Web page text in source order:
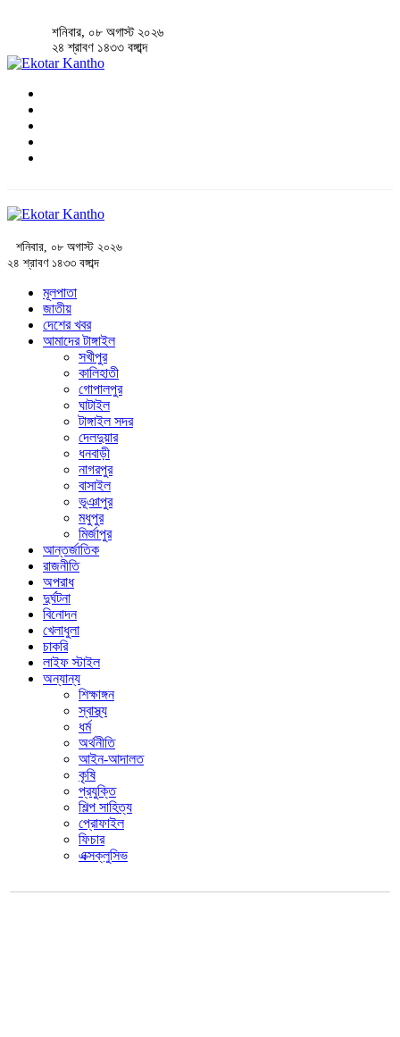
শনিবার, ০৮ অগাস্ট ২০২৬
২৪ শ্রাবণ ১৪৩৩ বঙ্গাব্দ
শনিবার, ০৮ অগাস্ট ২০২৬
২৪ শ্রাবণ ১৪৩৩ বঙ্গাব্দ
মূলপাতা
জাতীয়
দেশের খবর
আমাদের টাঙ্গাইল
সখীপুর
কালিহাতী
গোপালপুর
ঘাটাইল
টাঙ্গাইল সদর
দেলদুয়ার
ধনবাড়ী
নাগরপুর
বাসাইল
ভূঞাপুর
মধুপুর
মির্জাপুর
আন্তর্জাতিক
রাজনীতি
অপরাধ
দুর্ঘটনা
বিনোদন
খেলাধুলা
চাকরি
লাইফ স্টাইল
অন্যান্য
শিক্ষাঙ্গন
স্বাস্থ্য
ধর্ম
অর্থনীতি
আইন-আদালত
কৃষি
প্রযুক্তি
শিল্প সাহিত্য
প্রোফাইল
ফিচার
এক্সক্লুসিভ